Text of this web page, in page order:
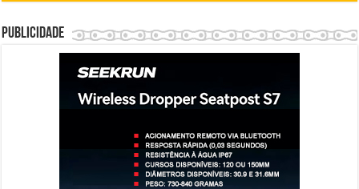
Publicidade